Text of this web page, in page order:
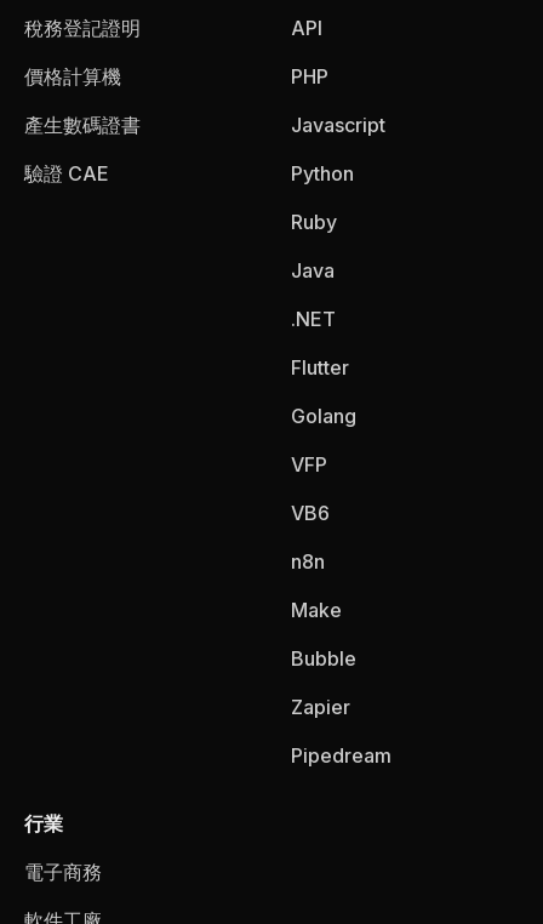
稅務登記證明
價格計算機
產生數碼證書
驗證 CAE
API
PHP
Javascript
Python
Ruby
Java
.NET
Flutter
Golang
VFP
VB6
n8n
Make
Bubble
Zapier
Pipedream
行業
電子商務